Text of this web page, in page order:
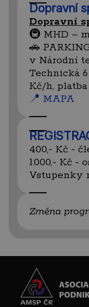
Dopravní
Dopravní
🚇 MHD –
🚗
v Národní
Technická
Kč/h,
📍 MAPA
400,- Kč -
1.000,- Kč -
Vstupenky
Změna